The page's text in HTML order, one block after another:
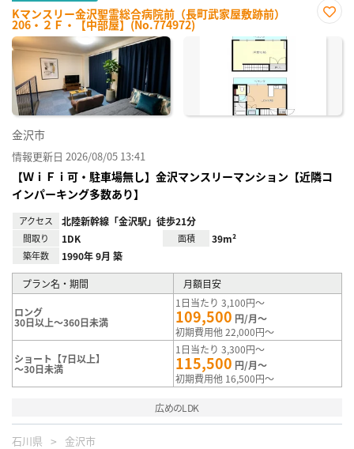
Kマンスリー金沢聖霊総合病院前（長町武家屋敷跡前）
206・２Ｆ・【中部屋】(No.774972)
に入
金沢市
情報更新日 2026/08/05 13:41
【ＷｉＦｉ可・駐車場無し】金沢マンスリーマンション【近隣コ
インパーキング多数あり】
アクセス 北陸新幹線「金沢駅」徒歩21分
間取り 1DK 面積 39m²
築年数 1990年 9月 築
プラン名・期間 月額目安
ロング
30日以上～360日未満
1日当たり 3,100円～
109,500 円/月～
初期費用他 22,000円～
ショート【7日以上】
～30日未満
1日当たり 3,300円～
115,500 円/月～
初期費用他 16,500円～
広めのLDK
石川県 金沢市